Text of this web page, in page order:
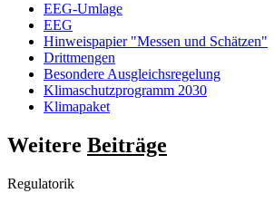
EEG-Umlage
EEG
Hinweispapier "Messen und Schätzen"
Drittmengen
Besondere Ausgleichsregelung
Klimaschutzprogramm 2030
Klimapaket
Weitere Beiträge
Regulatorik